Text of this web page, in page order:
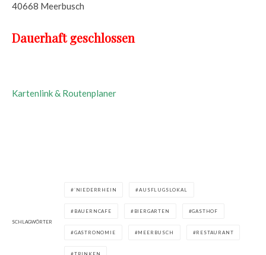
40668 Meerbusch
Dauerhaft geschlossen
Kartenlink & Routenplaner
SCHLAGWÖRTER
`NIEDERRHEIN AUSFLUGSLOKAL
BAUERNCAFE BIERGARTEN GASTHOF
GASTRONOMIE MEERBUSCH RESTAURANT
TRINKEN